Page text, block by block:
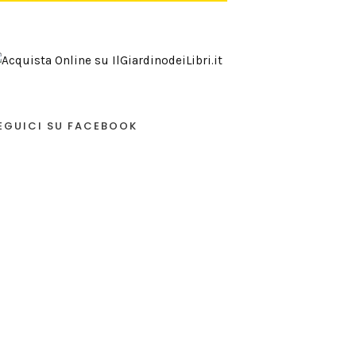
SU FACEBOOK